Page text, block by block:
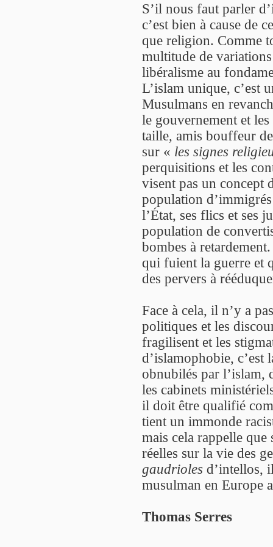
S’il nous faut parler
c’est bien à cause de
que religion. Comme
multitude de
libéralisme au
L’islam unique, c’est
Musulmans en
le gouvernement et
taille, amis bouffeur
sur « les signes
perquisitions et les
visent pas un concept
population
l’État, ses flics et ses
population de
bombes à
qui fuient la guerre et
des pervers à
Face à cela, il n’y a
politiques et les
fragilisent et les
d’islamophobie, c’est
obnubilés par l’islam,
les cabinets
il doit être qualifié
tient un immonde
mais cela rappelle que
réelles sur la vie des
gaudrioles d’intellos,
musulman en Europe
Thomas Serres